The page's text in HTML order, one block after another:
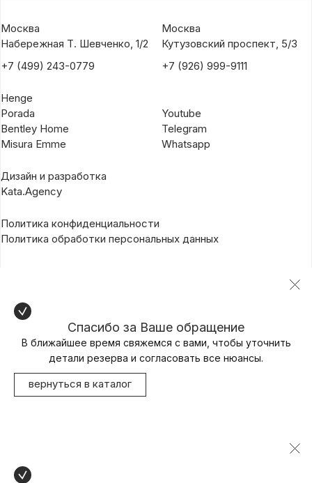
Москва
Набережная Т. Шевченко, 1/2
+7 (499) 243-0779
Москва
Кутузовский проспект, 5/3
+7 (926) 999-9111
Henge
Porada
Bentley Home
Misura Emme
Youtube
Telegram
Whatsapp
Дизайн и разработка
Kata.Agency
Политика конфиденциальности
Политика обработки персональных данных
Спасибо за Ваше обращение
В ближайшее время свяжемся с вами, чтобы уточнить
детали резерва и согласовать все нюансы.
вернуться в каталог